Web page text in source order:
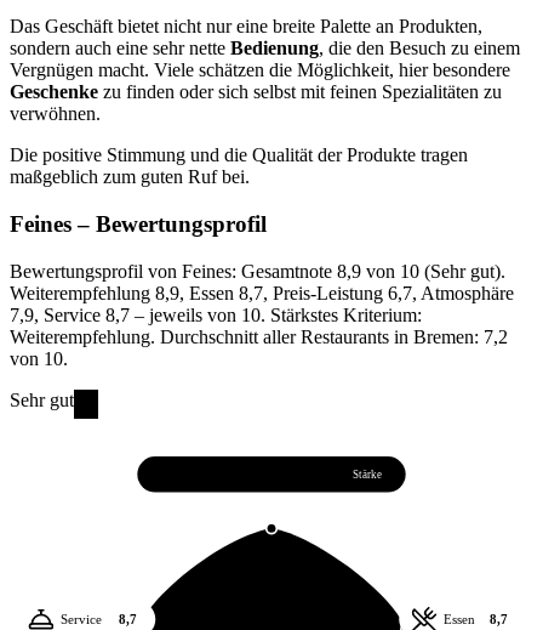
Das Geschäft bietet nicht nur eine breite Palette an Produkten,
sondern auch eine sehr nette Bedienung, die den Besuch zu einem
Vergnügen macht. Viele schätzen die Möglichkeit, hier besondere
Geschenke zu finden oder sich selbst mit feinen Spezialitäten zu
verwöhnen.
Die positive Stimmung und die Qualität der Produkte tragen
maßgeblich zum guten Ruf bei.
Feines– Bewertungsprofil
Bewertungsprofil von Feines: Gesamtnote 8,9 von 10 (Sehr gut).
Weiterempfehlung 8,9, Essen 8,7, Preis-Leistung 6,7, Atmosphäre
7,9, Service 8,7 – jeweils von 10. Stärkstes Kriterium:
Weiterempfehlung. Durchschnitt aller Restaurants in Bremen: 7,2
von 10.
Sehr gut
Stärke
Essen 8,7
Service 8,7